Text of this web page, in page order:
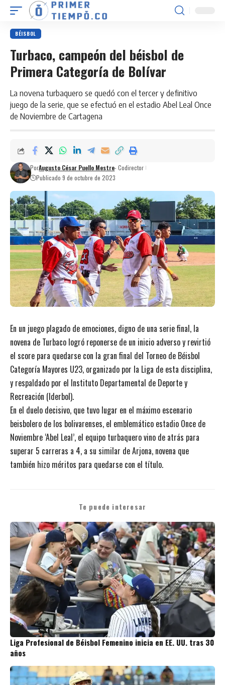
BÉISBOL
Turbaco, campeón del béisbol de
Primera Categoría de Bolívar
La novena turbaquero se quedó con el tercer y definitivo
juego de la serie, que se efectuó en el estadio Abel Leal Once
de Noviembre de Cartagena
PorAugusto César Puello Mestre- Codirector
Publicado 9 de octubre de 2023
En un juego plagado de emociones, digno de una serie final, la
novena de Turbaco logró reponerse de un inicio adverso y revirtió
el score para quedarse con la gran final del Torneo de Béisbol
Categoría Mayores U23, organizado por la Liga de esta disciplina,
y respaldado por el Instituto Departamental de Deporte y
Recreación (Iderbol).
En el duelo decisivo, que tuvo lugar en el máximo escenario
beisbolero de los bolivarenses, el emblemático estadio Once de
Noviembre ‘Abel Leal’, el equipo turbaquero vino de atrás para
superar 5 carreras a 4, a su similar de Arjona, novena que
también hizo méritos para quedarse con el título.
Te puede interesar
Liga Profesional de Béisbol Femenino inicia en EE. UU. tras 30
años